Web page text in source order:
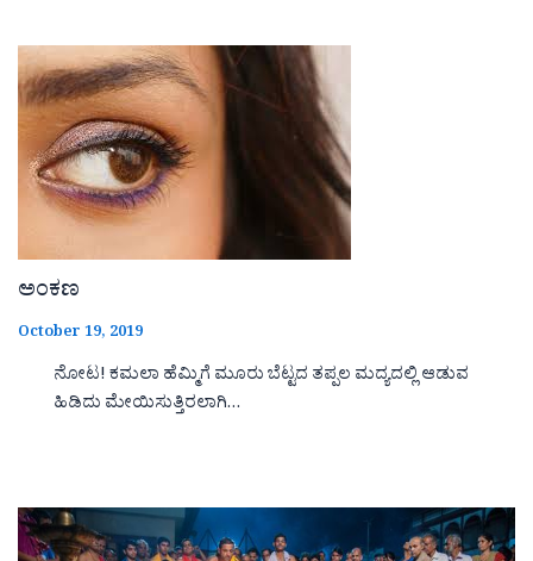
ಅಂಕಣ
October 19, 2019
ನೋಟ! ಕಮಲಾ ಹೆಮ್ಮಿಗೆ ಮೂರು ಬೆಟ್ಟದ ತಪ್ಪಲ ಮದ್ಯದಲ್ಲಿ ಆಡುವ
ಹಿಡಿದು ಮೇಯಿಸುತ್ತಿರಲಾಗಿ…